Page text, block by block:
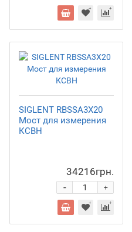
SIGLENT RBSSA3X20
Мост для измерения
КСВН
34216грн.
+
-